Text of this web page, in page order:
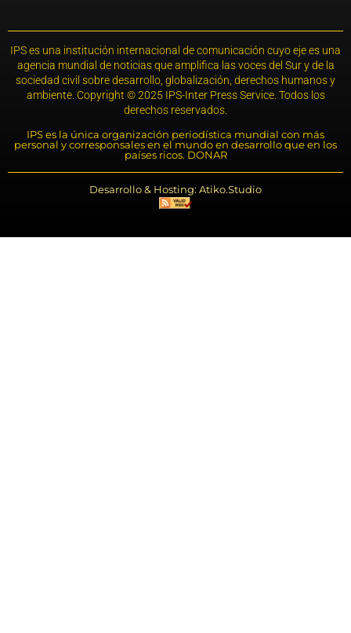
IPS es una institución internacional de comunicación cuyo eje es una
agencia mundial de noticias que amplifica las voces del Sur y de la
sociedad civil sobre desarrollo, globalización, derechos humanos y
ambiente. Copyright © 2025 IPS-Inter Press Service. Todos los
derechos reservados.
IPS es la única organización periodística mundial con más
personal y corresponsales en el mundo en desarrollo que en los
países ricos. DONAR
Desarrollo & Hosting: Atiko.Studio